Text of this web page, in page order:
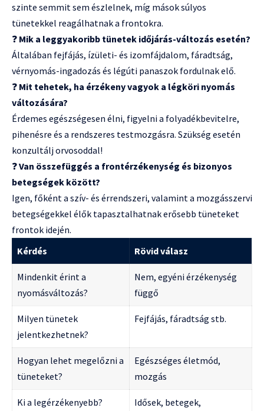
szinte semmit sem észlelnek, míg mások súlyos
tünetekkel reagálhatnak a frontokra.
❓ Mik a leggyakoribb tünetek időjárás-változás esetén?
Általában fejfájás, ízületi- és izomfájdalom, fáradtság,
vérnyomás-ingadozás és légúti panaszok fordulnak elő.
❓ Mit tehetek, ha érzékeny vagyok a légköri nyomás
változására?
Érdemes egészségesen élni, figyelni a folyadékbevitelre,
pihenésre és a rendszeres testmozgásra. Szükség esetén
konzultálj orvosoddal!
❓Van összefüggés a frontérzékenység és bizonyos
betegségek között?
Igen, főként a szív- és érrendszeri, valamint a mozgásszervi
betegségekkel élők tapasztalhatnak erősebb tüneteket
frontok idején.
Kérdés
Rövid válasz
Mindenkit érint a
nyomásváltozás?
Nem, egyéni érzékenység
függő
Milyen tünetek
jelentkezhetnek?
Fejfájás, fáradtság stb.
Hogyan lehet megelőzni a
tüneteket?
Egészséges életmód,
mozgás
Ki a legérzékenyebb?
Idősek, betegek,